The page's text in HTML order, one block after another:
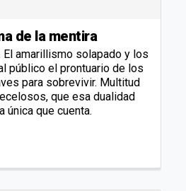
de la mentira
amarillismo solapado y los
público el prontuario de los
para sobrevivir. Multitud
que esa dualidad
que cuenta.